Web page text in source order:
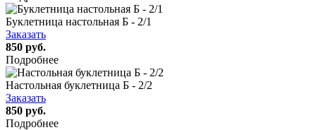
Буклетница настольная Б - 2/1
Заказать
850 руб.
Подробнее
Настольная буклетница Б - 2/2
Заказать
850 руб.
Подробнее